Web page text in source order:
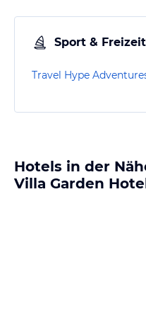
Sport & Freizeit
Travel Hype
Hotels in der
Villa Garden